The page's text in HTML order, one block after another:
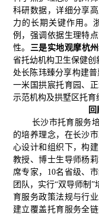
科研数据，详细分享
力的长期关键作用。
例，强调依据生理特
性。 三是实地观摩杭州
省托幼机构卫生保健
处长陈玮臻分享构建
一米国拱宸托育园、
示范机构及拱墅区托育
回
长沙市托育服务
的培养理念，在长沙
心设计和组织下，构
教授、博士生导师杨
席专家，10名省级、
团队，实行“双导师制”
育服务政策法规与行
建立覆盖托育服务全